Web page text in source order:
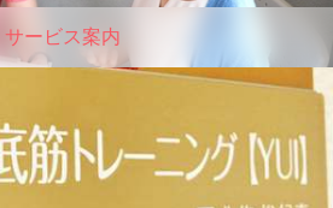
サービス案内